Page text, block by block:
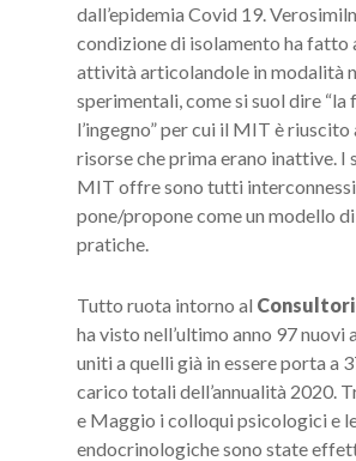
dall’epidemia Covid 19.
condizione di isolamento ha fatto
attività articolandole in modalità
sperimentali, come si suol dire “la
l’ingegno” per cui il MIT è
risorse che prima erano inattive. I
MIT offre sono tutti
pone/propone come un modello
pratiche.
Tutto ruota intorno al
ha visto nell’ultimo anno 97 nuovi
uniti a quelli già in essere porta a
carico totali dell’annualità 2020.
e Maggio i colloqui psicologici e
endocrinologiche sono state